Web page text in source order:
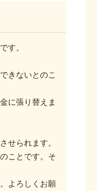
す。
きないとのこ
に張り替えま
せられます。
ことです。そ
よろしくお願